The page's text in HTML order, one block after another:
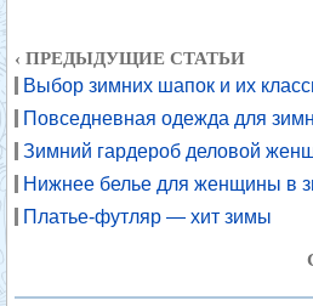
‹ ПРЕДЫДУЩИЕ СТАТЬИ
Выбор зимних шапок и их
Повседневная одежда для
Зимний гардероб деловой
Нижнее белье для женщины в
Платье-футляр — хит зимы